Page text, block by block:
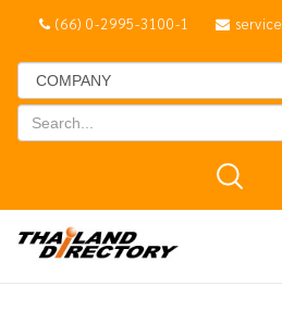
(66) 0-2995-3100-1